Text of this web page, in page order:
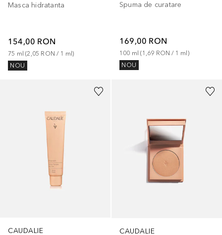
Masca hidratanta
154,00 RON
75 ml (2,05 RON / 1 ml)
NOU
Spuma de curatare
169,00 RON
100 ml (1,69 RON / 1 ml)
NOU
CAUDALIE
CAUDALIE